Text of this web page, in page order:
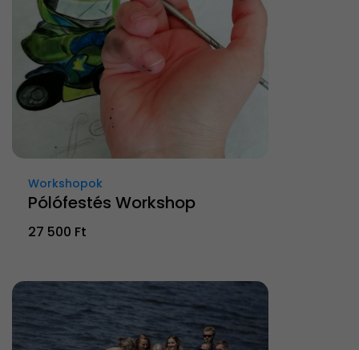
Workshopok
Pólófestés Workshop
27 500 Ft